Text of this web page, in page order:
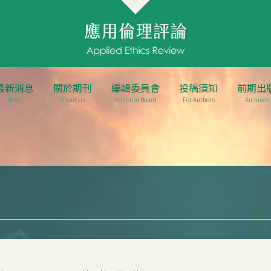
新消息
News
關於期刊
About Us
編輯委員會
Editorial Board
投稿須知
For Authors
前期出
Archives